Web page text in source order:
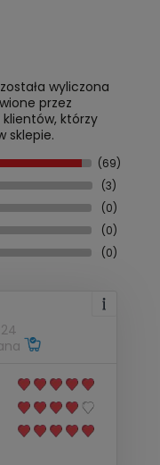
wyliczona
przez
którzy
sklepie.
(69)
(3)
(0)
(0)
(0)